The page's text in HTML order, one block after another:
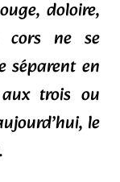
doloire,
cors ne se
séparent en
trois ou
le